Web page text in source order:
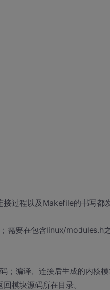
过程以及Makefile的书写都
需要在包含linux/modules.h
；编译、连接后生成的内核
模块源码所在目录。